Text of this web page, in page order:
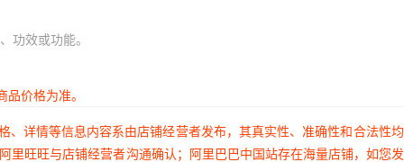
功效或功能。
价格为准。
详情等信息内容系由店铺经营者发布，其真实性、准确性和合法性
旺旺与店铺经营者沟通确认；阿里巴巴中国站存在海量店铺，如您